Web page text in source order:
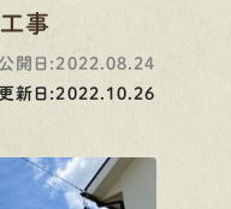
｜
祝日
事
公開日:2022.08.24
新日:2022.10.26